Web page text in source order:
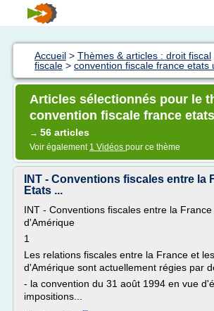
Accueil > Thèmes & articles : droit fiscal
fiscale > convention fiscale france etats
Articles sélectionnés pour le
convention fiscale france
→ 56 articles
Voir également 1 Vidéos pour ce thème
INT - Conventions fiscales entre la
Etats ...
INT - Conventions fiscales entre la
d'Amérique
1
Les relations fiscales entre la France et
d'Amérique sont actuellement régies par
- la convention du 31 août 1994 en vue
impositions...